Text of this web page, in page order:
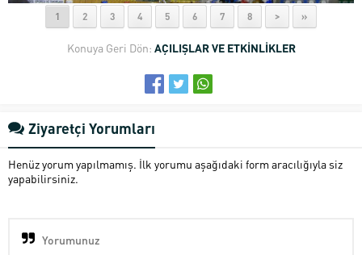
1 2 3 4 5 6 7 8 > »
Konuya Geri Dön: AÇILIŞLAR VE ETKİNLİKLER
Ziyaretçi Yorumları
Henüz yorum yapılmamış. İlk yorumu aşağıdaki form aracılığıyla siz
yapabilirsiniz.